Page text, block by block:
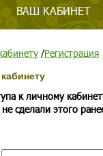
ВАШ КАБИНЕТ
/Регистрация
к личному
сделали этого